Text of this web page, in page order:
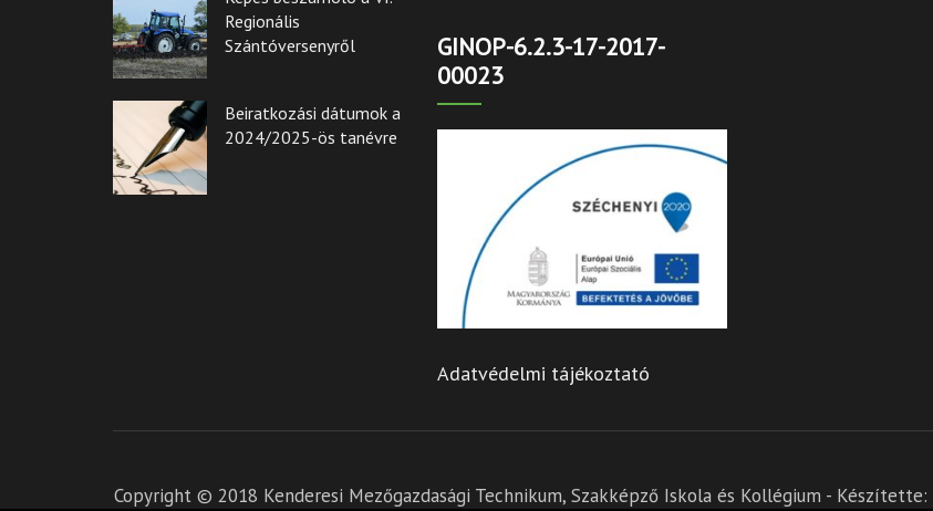
Regionális
Szántóversenyről
Beiratkozási dátumok a
2024/2025-ös tanévre
GINOP-6.2.3-17-2017-
00023
Adatvédelmi tájékoztató
Copyright © 2018 Kenderesi Mezőgazdasági Technikum, Szakképző Iskola és Kollégium - Készítette: